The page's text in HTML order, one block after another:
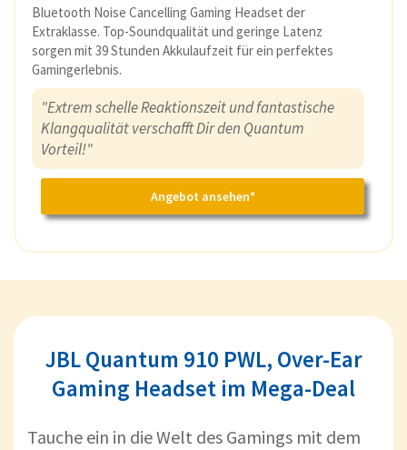
Bluetooth Noise Cancelling Gaming Headset der
Extraklasse. Top-Soundqualität und geringe Latenz
sorgen mit 39 Stunden Akkulaufzeit für ein perfektes
Gamingerlebnis.
"Extrem schelle Reaktionszeit und fantastische
Klangqualität verschafft Dir den Quantum
Vorteil!"
Angebot ansehen*
JBL Quantum 910 PWL, Over-Ear
Gaming Headset im Mega-Deal
Tauche ein in die Welt des Gamings mit dem